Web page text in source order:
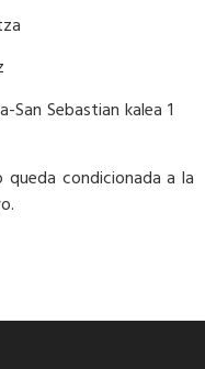
kalea 1
condicionada a la